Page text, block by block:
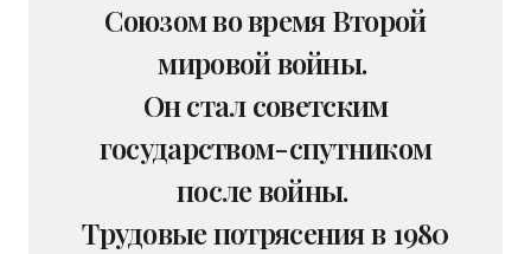
Союзом во время Второй
мировой войны.
Он стал советским
государством-спутником
после войны.
Трудовые потрясения в 1980